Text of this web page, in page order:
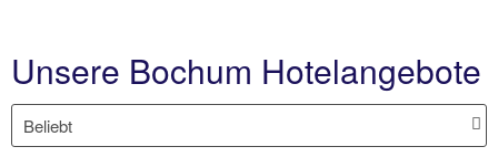
Unsere Bochum Hotelangebote